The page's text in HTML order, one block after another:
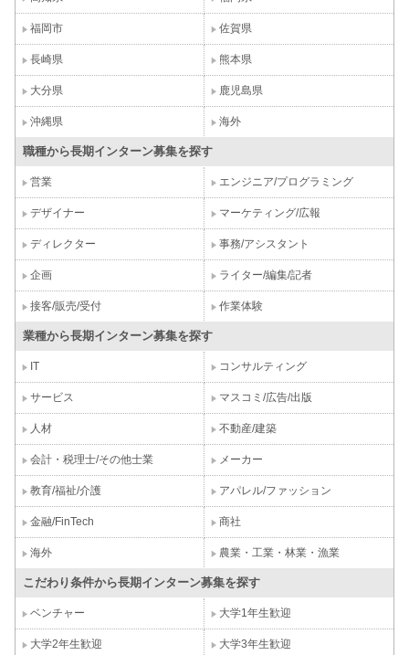
福岡市 佐賀県
長崎県 熊本県
大分県 鹿児島県
沖縄県 海外
職種から長期インターン募集を探す
営業 エンジニア/プログラミング
デザイナー マーケティング/広報
ディレクター 事務/アシスタント
企画 ライター/編集/記者
接客/販売/受付 作業体験
業種から長期インターン募集を探す
IT コンサルティング
サービス マスコミ/広告/出版
人材 不動産/建築
会計・税理士/その他士業 メーカー
教育/福祉/介護 アパレル/ファッション
金融/FinTech 商社
海外 農業・工業・林業・漁業
こだわり条件から長期インターン募集を探す
ベンチャー 大学1年生歓迎
大学2年生歓迎 大学3年生歓迎